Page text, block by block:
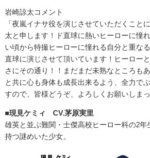
岩崎諒太コメント
「夜嵐イナサ役を演じさせていただくこと
太と申します！ド直球に熱いヒーローに憧
い頃から特撮ヒーローに憧れる自分と重な
直球に演じさせて頂いています！ヒーロー
さにその通り！！まだまだ未熟なところも
と共に心も身体も成長出来るよう、全力で
すので、皆様どうぞ、よろしくお願いしまっ
■現見ケミィ CV.茅原実里
雄英と並ぶ難関・士傑高校ヒーロー科の2年
持つ謎めいた少女。